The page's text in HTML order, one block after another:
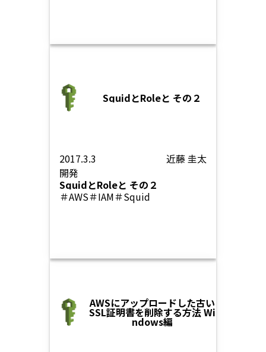
SquidとRoleと その２
2017.3.3
近藤 圭太
開発
SquidとRoleと その２
＃AWS＃IAM＃Squid
AWSにアップロードした古い
SSL証明書を削除する方法 Wi
ndows編